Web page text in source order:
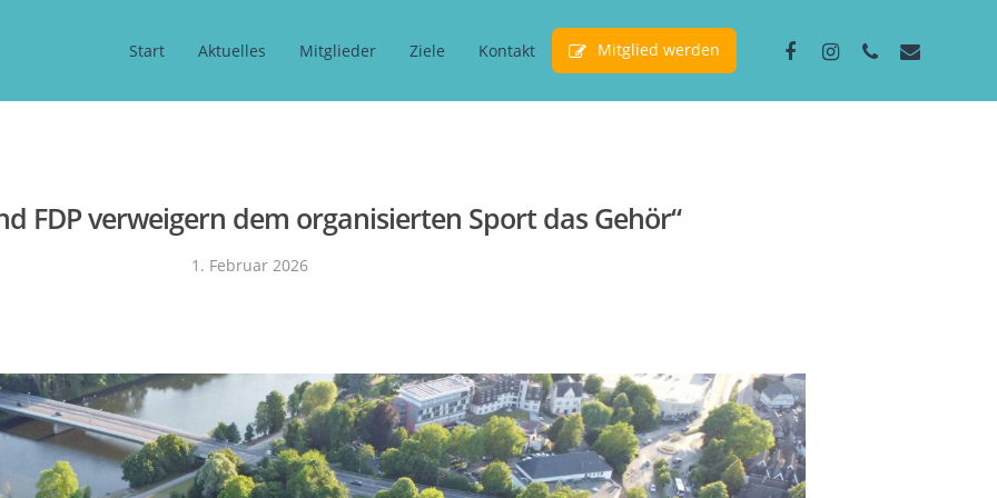
Start Aktuelles Mitglieder Ziele Kontakt Mitglied werden facebookinstagram
phone email
FDP verweigern dem organisierten Sport das Gehör“
1. Februar 2026